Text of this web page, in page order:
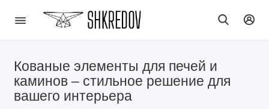
Кованые элементы для печей и
каминов – стильное решение для
вашего интерьера